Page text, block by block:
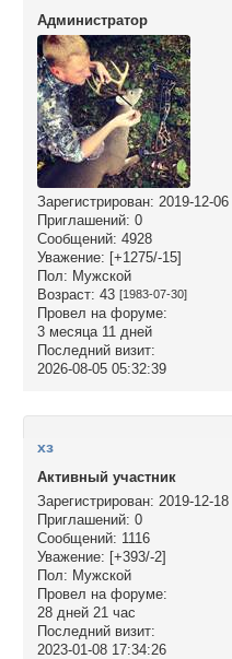
Администратор
Зарегистрирован: 2019-12-06
Приглашений: 0
Сообщений: 4928
Уважение: [+1275/-15]
Пол: Мужской
Возраст: 43 [1983-07-30]
Провел на форуме:
3 месяца 11 дней
Последний визит:
2026-08-05 05:32:39
хз
Активный участник
Зарегистрирован: 2019-12-18
Приглашений: 0
Сообщений: 1116
Уважение: [+393/-2]
Пол: Мужской
Провел на форуме:
28 дней 21 час
Последний визит:
2023-01-08 17:34:26